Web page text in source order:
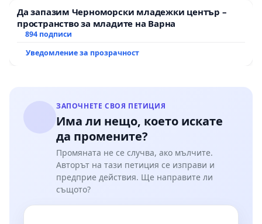
Да запазим Черноморски младежки център –
пространство за младите на Варна
894 подписи
Уведомление за прозрачност
ЗАПОЧНЕТЕ СВОЯ ПЕТИЦИЯ
Има ли нещо, което искате
да промените?
Промяната не се случва, ако мълчите.
Авторът на тази петиция се изправи и
предприе действия. Ще направите ли
същото?